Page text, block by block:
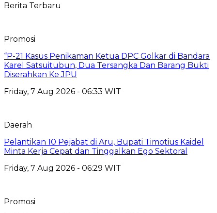
Berita Terbaru
Promosi
“P-21 Kasus Penikaman Ketua DPC Golkar di Bandara
Karel Satsuitubun, Dua Tersangka Dan Barang Bukti
Diserahkan Ke JPU
Friday, 7 Aug 2026 - 06:33 WIT
Daerah
Pelantikan 10 Pejabat di Aru, Bupati Timotius Kaidel
Minta Kerja Cepat dan Tinggalkan Ego Sektoral
Friday, 7 Aug 2026 - 06:29 WIT
Promosi